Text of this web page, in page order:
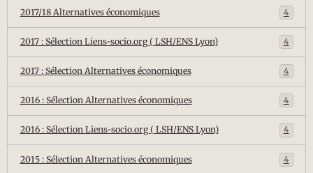
2017/18 Alternatives économiques 4
2017 : Sélection Liens-socio.org ( LSH/ENS Lyon) 4
2017 : Sélection Alternatives économiques 4
2016 : Sélection Alternatives économiques 4
2016 : Sélection Liens-socio.org ( LSH/ENS Lyon) 4
2015 : Sélection Alternatives économiques 4